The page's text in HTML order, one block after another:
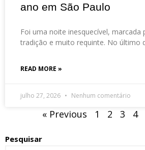
ano em São Paulo
Foi uma noite inesquecível, marcada
tradição e muito requinte. No último
READ MORE »
julho 27, 2026 Nenhum comentário
« Previous 1 2 3 4
Pesquisar